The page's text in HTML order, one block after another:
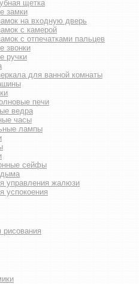
щетка
замки
на входную дверь
с камерой
с отпечатками пальцев
звонки
ручки
для ванной комнаты
печи
ведра
часы
лампы
сейфы
управления жалюзи
успокоения